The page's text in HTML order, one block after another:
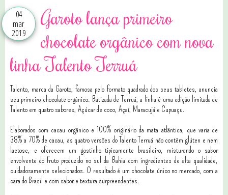
04
mar
2019
Garoto lança primeiro
chocolate orgânico com nova
linha Talento Terruá
Talento, marca da Garoto, famosa pelo formato quadrado dos seus tabletes, anuncia
seu primeiro chocolate orgânico. Batizada de Terruá, a linha é uma edição limitada de
Talento em quatro sabores, Açúcar de coco, Açaí, Maracujá e Cupuaçu.
Elaborados com cacau orgânico e 100% originário da mata atlântica, que varia de
38% a 70% de cacau, as quatro versões do Talento Terruá não contêm glúten e nem
lactose, e oferecem um gostinho tipicamente brasileiro, misturando o sabor
envolvente do fruto produzido no sul da Bahia com ingredientes de alta qualidade,
cuidadosamente selecionados. O resultado é um chocolate único no mercado, com a
cara do Brasil e com sabor e textura surpreendentes.